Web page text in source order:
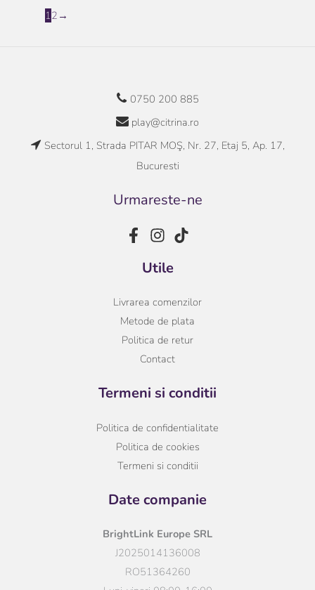
12 →
0750 200 885
play@citrina.ro
Sectorul 1, Strada PITAR MOŞ, Nr. 27, Etaj 5, Ap. 17,
Bucuresti
Urmareste-ne
Utile
Livrarea comenzilor
Metode de plata
Politica de retur
Contact
Termeni si conditii
Politica de confidentialitate
Politica de cookies
Termeni si conditii
Date companie
BrightLink Europe SRL
J2025014136008
RO51364260